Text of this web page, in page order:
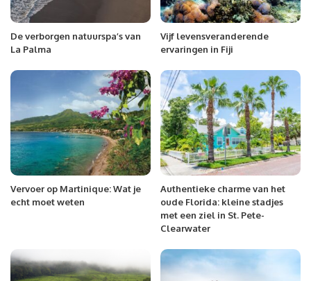
De verborgen natuurspa’s van
La Palma
Vijf levensveranderende
ervaringen in Fiji
Vervoer op Martinique: Wat je
echt moet weten
Authentieke charme van het
oude Florida: kleine stadjes
met een ziel in St. Pete-
Clearwater